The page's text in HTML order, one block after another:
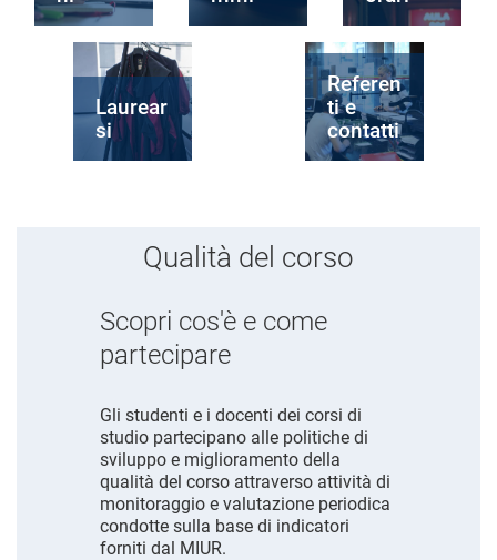
Laurear
si
Referen
ti e
contatti
Qualità del corso
Scopri cos'è e come
partecipare
Gli studenti e i docenti dei corsi di
studio partecipano alle politiche di
sviluppo e miglioramento della
qualità del corso attraverso attività di
monitoraggio e valutazione periodica
condotte sulla base di indicatori
forniti dal MIUR.